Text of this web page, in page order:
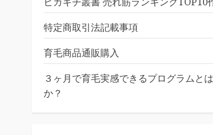
特定商取引法記載事項
育毛商品通販購入
３ヶ月で育毛実感できるプログラムと
か？